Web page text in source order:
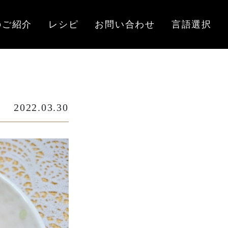
紹介 レシピ お問い合わせ 言語選択
2022.03.30